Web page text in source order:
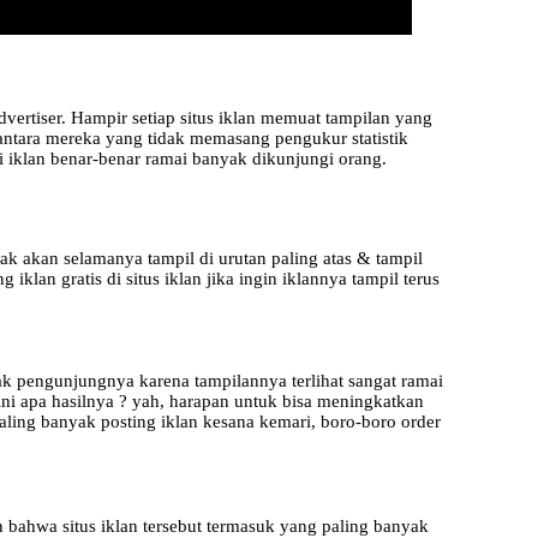
Hampir setiap situs iklan memuat tampilan yang
mereka yang tidak memasang pengukur statistik
benar-benar ramai banyak dikunjungi orang.
akan selamanya tampil di urutan paling atas & tampil
iklan gratis di situs iklan jika ingin iklannya tampil terus
karena tampilannya terlihat sangat ramai
apa hasilnya ? yah, harapan untuk bisa meningkatkan
banyak posting iklan kesana kemari, boro-boro order
situs iklan tersebut termasuk yang paling banyak